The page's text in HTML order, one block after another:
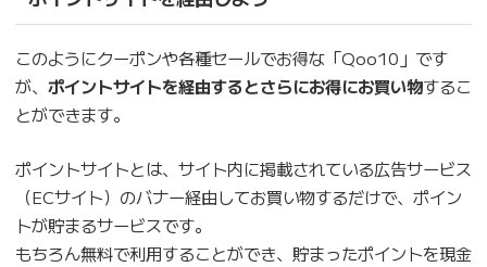
このようにクーポンや各種セールでお得な「Qoo10」です
が、 ポイントサイトを経由するとさらにお得にお買い物するこ
とができます。
ポイントサイトとは、サイト内に掲載されている広告サービス
（ECサイト）のバナー経由してお買い物するだけで、ポイン
トが貯まるサービスです。
もちろん無料で利用することができ、貯まったポイントを現金